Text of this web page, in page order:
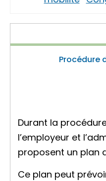
Procédure
Durant la
l’employeur et
proposent un plan
Ce plan peut